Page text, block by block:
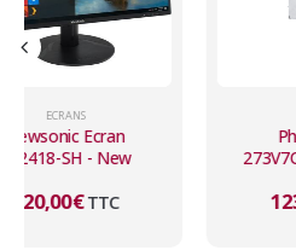
Philips Ecran
273V7QJAB - Grade B
123,00